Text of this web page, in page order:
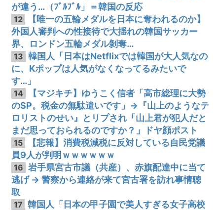
が違う…（ﾌﾞﾙﾌﾞﾙ」＝韓国の反応
12
【唯一の五輪メダルを日本に奪われるのか】
外国人審判への性接待で大揺れの韓国サッカー
界、ロンドン五輪メダル剝奪…
13 韓国人「日本はNetflixでは韓国が大人気なの
に、Kポップは人気がなくなってるみたいで
す…」
14
【マジキチ】ゆうこく信者「高市総理に大勢
のSP。税金の無駄遣いです」→『山上のようなテ
ロリストのせい』とリプされ「山上君が犯人だと
まだ思っておられるのですか？」ドヤ顔ポスト
15
【悲報】消費税減税に反対している自民党議
員9人が判明ｗｗｗｗｗｗ
16 岩手県宮古市議（共産）、赤旗配達中に当て
逃げ → 警察から連絡が来て宮古署を訪れ事情聴
取
17 韓国人「日本の甲子園で美人すぎる女子高校